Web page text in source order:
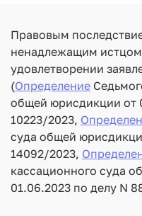
Правовым
ненадлежащим истцом
удовлетворении
(Определение
общей юрисдикции от
10223/2023,
суда общей
14092/2023,
кассационного суда
01.06.2023 по делу N